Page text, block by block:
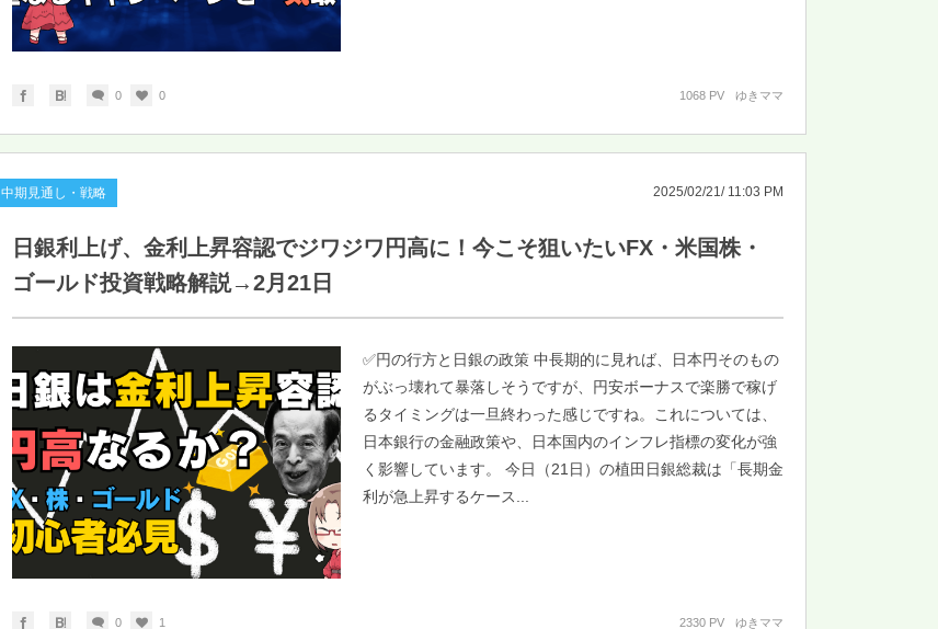
0 0 ゆきママ
1068 PV
中期見通し・戦略 2025/02/21/ 11:03 PM
日銀利上げ、金利上昇容認でジワジワ円高に！今こそ狙いたいFX・米国株・
ゴールド投資戦略解説→2月21日
✅円の行方と日銀の政策 中長期的に見れば、日本円そのもの
がぶっ壊れて暴落しそうですが、円安ボーナスで楽勝で稼げ
るタイミングは一旦終わった感じですね。これについては、
日本銀行の金融政策や、日本国内のインフレ指標の変化が強
く影響しています。 今日（21日）の植田日銀総裁は「長期金
利が急上昇するケース...
0 1 ゆきママ
2330 PV